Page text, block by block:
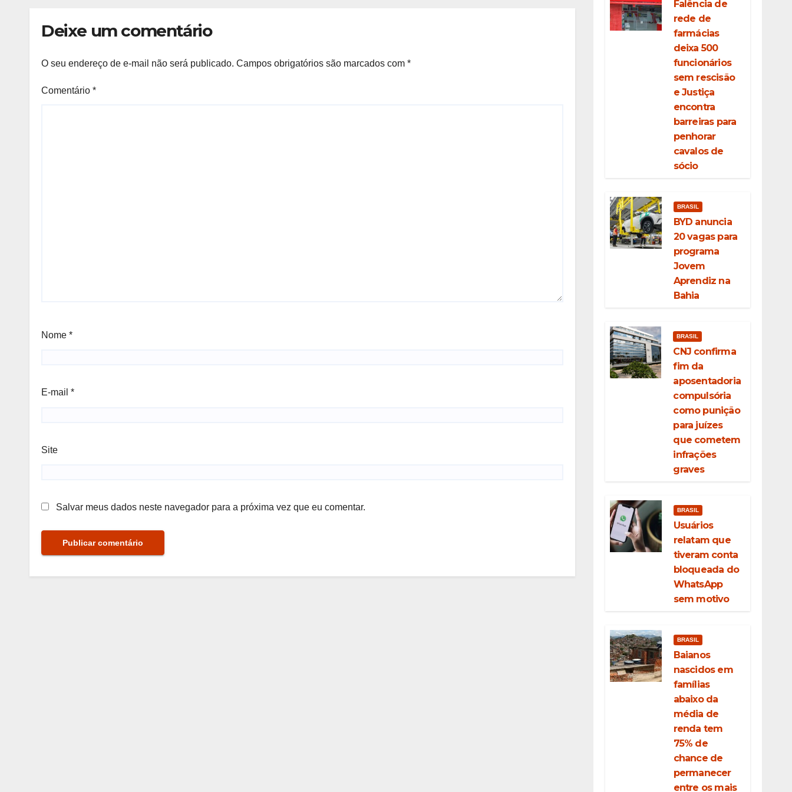
Deixe um comentário
O seu endereço de e-mail não será publicado. Campos obrigatórios são marcados com *
Comentário *
Nome *
E-mail *
Site
Salvar meus dados neste navegador para a próxima vez que eu comentar.
Falência de
rede de
farmácias
deixa 500
funcionários
sem rescisão
e Justiça
encontra
barreiras para
penhorar
cavalos de
sócio
BRASIL
BYD anuncia
20 vagas para
programa
Jovem
Aprendiz na
Bahia
BRASIL
CNJ confirma
fim da
aposentadoria
compulsória
como punição
para juízes
que cometem
infrações
graves
BRASIL
Usuários
relatam que
tiveram conta
bloqueada do
WhatsApp
sem motivo
BRASIL
Baianos
nascidos em
famílias
abaixo da
média de
renda tem
75% de
chance de
permanecer
entre os mais